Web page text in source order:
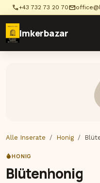
phone+43 732 73 20 70mail
Imkerbazar
Alle Inserate Honig
HONIG
Blütenhonig